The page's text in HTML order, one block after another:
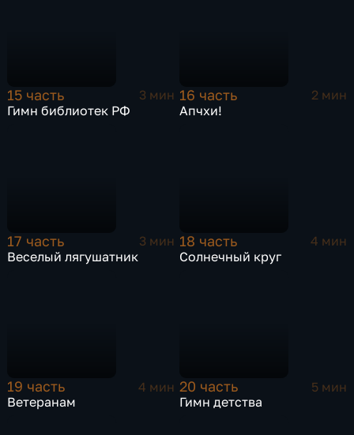
15 часть
3 мин
Гимн библиотек РФ
16 часть
2 мин
Апчхи!
17 часть
3 мин
Веселый лягушатник
18 часть
4 мин
Солнечный круг
19 часть
4 мин
Ветеранам
20 часть
5 мин
Гимн детства